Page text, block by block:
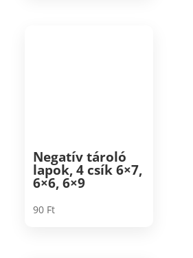
Negatív tároló
lapok, 4 csík 6×7,
6×6, 6×9
90 Ft